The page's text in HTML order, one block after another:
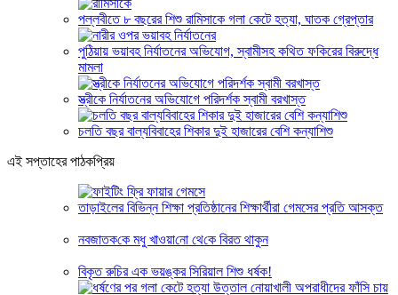
পল্লবীতে ৮ বছরের শিশু রামিসাকে গলা কেটে হত্যা, ঘাতক গ্রেপ্তার
পুঠিয়ায় ভয়াবহ নির্যাতনের অভিযোগ, স্বামীসহ কথিত ফকিরের বিরুদ্ধে
মামলা
স্ত্রীকে নির্যাতনের অভিযোগে পরিদর্শক স্বামী বরখাস্ত
চলতি বছর বাল্যবিবাহের শিকার দুই হাজারের বেশি কন্যাশিশু
এই সপ্তাহের পাঠকপ্রিয়
তাড়াইলের বিভিন্ন শিক্ষা প্রতিষ্ঠানের শিক্ষার্থীরা গেমসের প্রতি আসক্ত
নবজাতক‌কে মধু খাওয়‌া‌নো থে‌কে বিরত থাকুন
বিকৃত রুচির এক ভয়ঙ্কর সিরিয়াল শিশু ধর্ষক!